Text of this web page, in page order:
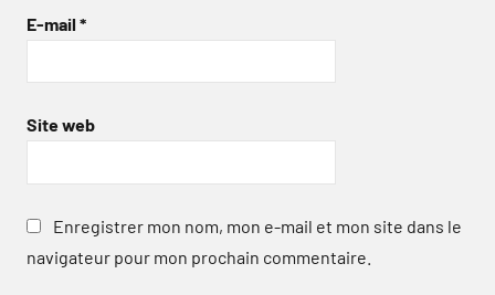
E-mail *
Site web
Enregistrer mon nom, mon e-mail et mon site dans le
navigateur pour mon prochain commentaire.